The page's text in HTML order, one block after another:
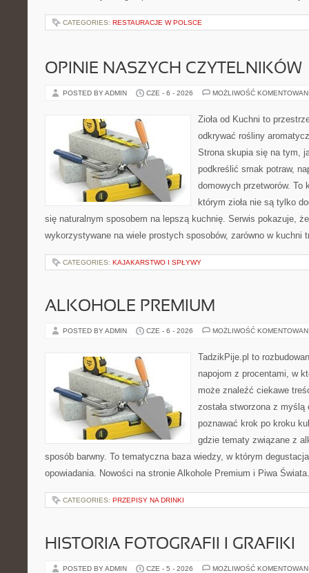
CATEGORIES: RESTAURACJE W POLSCE
OPINIE NASZYCH CZYTELNIKÓW
POSTED BY ADMIN CZE - 6 - 2026 MOŻLIWOŚĆ
Zioła od Kuchni to
odkrywać rośliny
Strona skupia się na tym,
podkreślić smak potraw,
domowych przetworów. To
którym zioła nie są tylko
się naturalnym sposobem na lepszą kuchnię. Serwis pokazuje,
wykorzystywane na wiele prostych sposobów, zarówno w
CATEGORIES: KAJAKARSTWO I SPŁYWY
ALKOHOLE PREMIUM
POSTED BY ADMIN CZE - 6 - 2026 MOŻLIWOŚĆ
TadzikPije.pl to
napojom z procentami, w
może znaleźć ciekawe
została stworzona z
poznawać krok po kroku
gdzie tematy związane z
sposób barwny. To tematyczna baza wiedzy, w którym
opowiadania. Nowości na stronie Alkohole Premium i Piwa
CATEGORIES: PRZEPISY NA DRINKI
HISTORIA FOTOGRAFII I GRAFIKI
POSTED BY ADMIN CZE - 5 - 2026 MOŻLIWOŚĆ